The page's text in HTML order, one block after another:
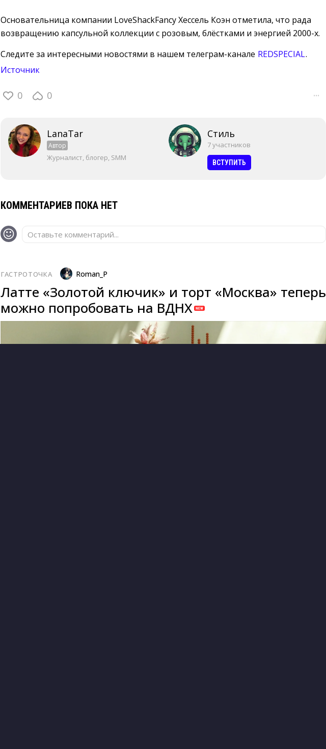
Основательница компании LoveShackFancy Хессель Коэн отметила, что рада
возвращению капсульной коллекции с розовым, блёстками и энергией 2000-х.
Следите за интересными новостями в нашем телеграм-канале REDSPECIAL.
Источник
0 0 ···
LanaTar
Автор
Журналист, блогер, SMM
Стиль
7 участников
ВСТУПИТЬ
КОММЕНТАРИЕВ ПОКА НЕТ
Оставьте комментарий...
ГАСТРОТОЧКА Roman_P
Латте «Золотой ключик» и торт «Москва» теперь
можно попробовать на ВДНХ